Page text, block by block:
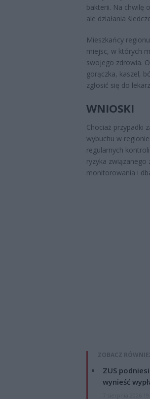
bakterii. Na chwilę
ale działania
Mieszkańcy
miejsc, w których
swojego zdrowia.
gorączka, kaszel,
zgłosić się do
WNIOSKI
Chociaż przypadki
wybuchu w
regularnych
ryzyka związanego
monitorowania i
ZOBACZ
ZUS
wynieść